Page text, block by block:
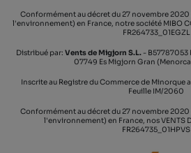
Conformément au décret du 27 novembre 2020
l'environnement) en France, notre société MIBO
FR264733_01EGZL
Distribué par: Vents de Migjorn S.L.- B57787053
07749 Es Migjorn Gran
Inscrite au Registre du Commerce de Minorque
Feuille IM/2060
Conformément au décret du 27 novembre 2020
l'environnement) en France, nos VENTS
FR264735_01HPVS